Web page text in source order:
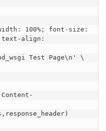
text-align: